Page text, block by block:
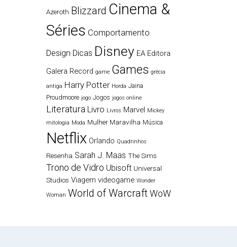
Azeroth Blizzard Cinema &
Séries Comportamento
Design Dicas Disney EA Editora
Galera Record game Games grécia
antiga Harry Potter Horda Jaina
Proudmoore jogo Jogos jogos online
Literatura Livro Livros Marvel
Mickey
mitologia Moda Mulher Maravilha Música
Netflix Orlando Quadrinhos
Resenha Sarah J. Maas The Sims
Trono de Vidro Ubisoft Universal
Studios Viagem videogame Wonder
Woman World of Warcraft WoW